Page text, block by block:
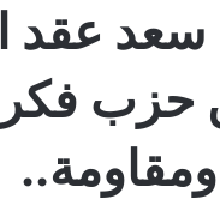
عقد
حزب فكر